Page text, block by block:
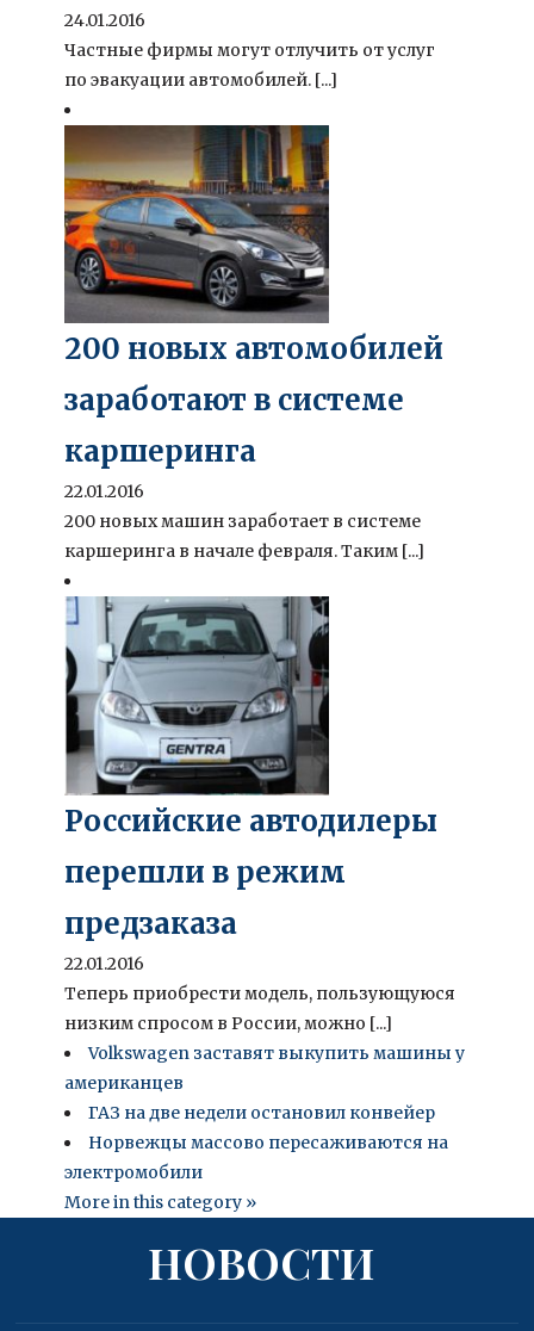
24.01.2016
Частные фирмы могут отлучить от услуг
по эвакуации автомобилей. [...]
200 новых автомобилей
заработают в системе
каршеринга
22.01.2016
200 новых машин заработает в системе
каршеринга в начале февраля. Таким [...]
Российские автодилеры
перешли в режим
предзаказа
22.01.2016
Теперь приобрести модель, пользующуюся
низким спросом в России, можно [...]
Volkswagen заставят выкупить машины у
американцев
ГАЗ на две недели остановил конвейер
Норвежцы массово пересаживаются на
электромобили
More in this category »
НОВОСТИ